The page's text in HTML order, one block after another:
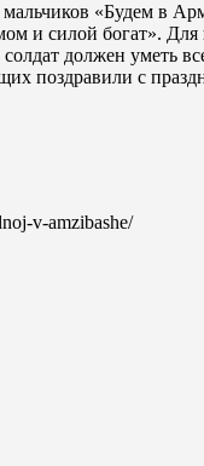
мальчиков «Будем
и силой богат».
должен уметь
поздравили с
v-amzibashe/